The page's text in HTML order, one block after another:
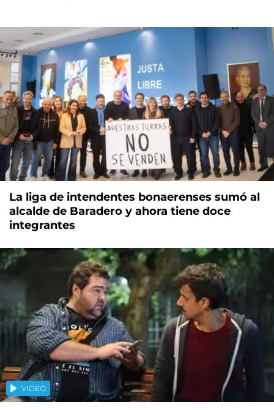
La liga de intendentes bonaerenses sumó al
alcalde de Baradero y ahora tiene doce
integrantes
VIDEO